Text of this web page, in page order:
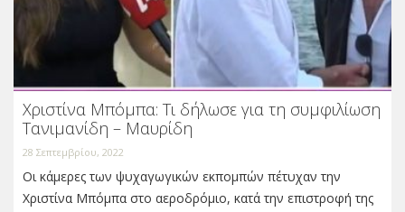
Χριστίνα Μπόμπα: Τι δήλωσε για τη συμφιλίωση
Τανιμανίδη – Μαυρίδη
28 Σεπτεμβρίου, 2022
Οι κάμερες των ψυχαγωγικών εκπομπών πέτυχαν την
Χριστίνα Μπόμπα στο αεροδρόμιο, κατά την επιστροφή της